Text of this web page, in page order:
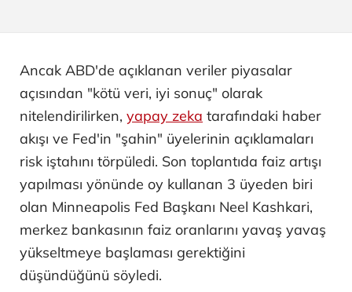
Ancak ABD'de açıklanan veriler piyasalar
açısından "kötü veri, iyi sonuç" olarak
nitelendirilirken, yapay zeka tarafındaki haber
akışı ve Fed'in "şahin" üyelerinin açıklamaları
risk iştahını törpüledi. Son toplantıda faiz artışı
yapılması yönünde oy kullanan 3 üyeden biri
olan Minneapolis Fed Başkanı Neel Kashkari,
merkez bankasının faiz oranlarını yavaş yavaş
yükseltmeye başlaması gerektiğini
düşündüğünü söyledi.